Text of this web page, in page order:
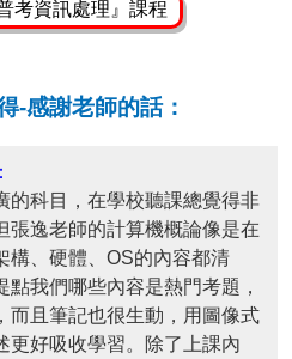
考資訊處理』課程
-感謝老師的話：
的科目，在學校聽課總覺得非
張逸老師的計算機概論像是在
構、硬體、OS的內容都清
我們哪些內容是熱門考題，
而且筆記也很生動，用圖像式
更好吸收學習。除了上課內